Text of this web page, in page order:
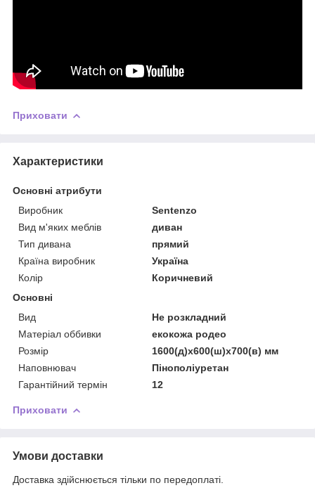
Приховати
Характеристики
Основні атрибути
Виробник
Sentenzo
Вид м'яких меблів
диван
Тип дивана
прямий
Країна виробник
Україна
Колір
Коричневий
Основні
Вид
Не розкладний
Матеріал оббивки
екокожа родео
Розмір
1600(д)х600(ш)х700(в) мм
Наповнювач
Пінополіуретан
Гарантійний термін
12
Приховати
Умови доставки
Доставка здійснюється тільки по передоплаті.